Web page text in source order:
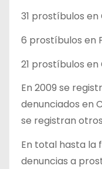
31 prostíbulos en
6 prostíbulos en
21 prostíbulos en
En 2009 se
denunciados en
se registran
En total hasta la
denuncias a